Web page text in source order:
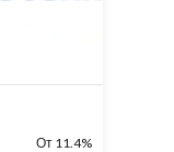
От 11.4%